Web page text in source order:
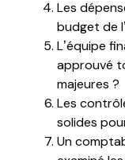
Les
budget de
L’équipe
approuvé
majeures ?
Les
solides
Un